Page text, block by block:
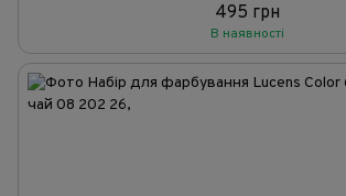
495 грн
В наявності